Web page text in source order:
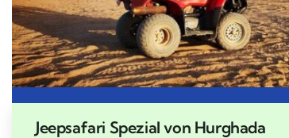
Jeepsafari Spezial von Hurghada